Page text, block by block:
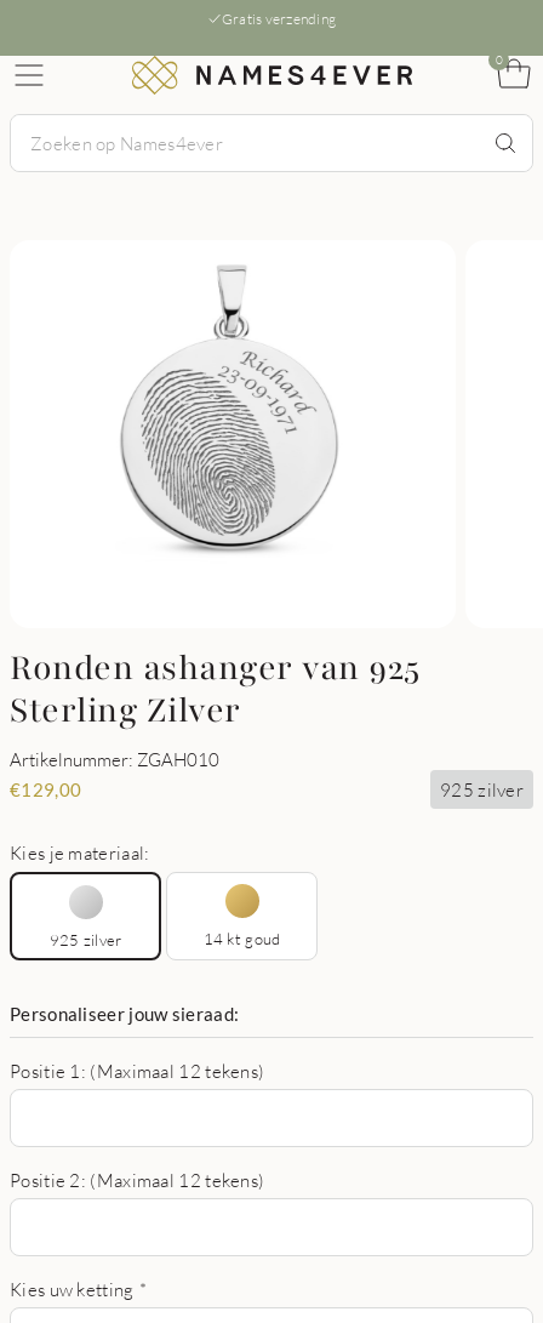
Gratis verzending
0
Ronden ashanger van 925
Sterling Zilver
Artikelnummer: ZGAH010
€129,00 925 zilver
Kies je materiaal:
925 zilver 14 kt goud
Personaliseer jouw sieraad:
Positie 1: (Maximaal 12 tekens)
Positie 2: (Maximaal 12 tekens)
Kies uw ketting *